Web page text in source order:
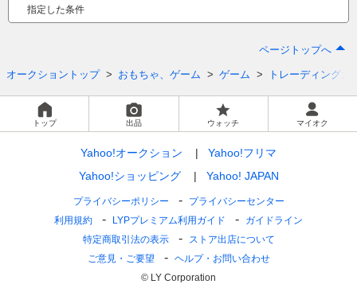
指定した条件
ページトップへ
オークショントップ おもちゃ、ゲーム ゲーム トレーディングカ
トップ 出品 ウォッチ マイオク
Yahoo!オークション
Yahoo!フリマ
Yahoo!ショッピング
Yahoo! JAPAN
プライバシーポリシー
プライバシーセンター
利用規約
LYPプレミアム利用ガイド
ガイドライン
特定商取引法の表示
ストア出店について
ご意見・ご要望
ヘルプ・お問い合わせ
© LY Corporation